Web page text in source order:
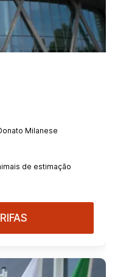
Milanese
de estimação